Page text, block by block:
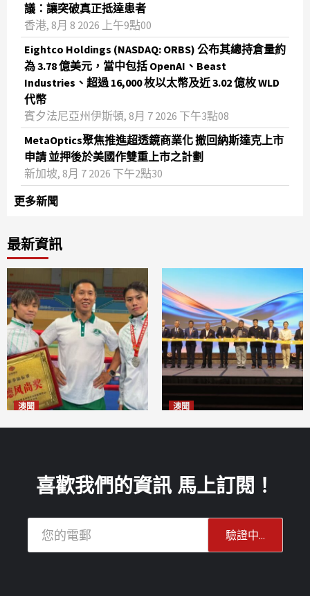
議：讓突破真正抵達患者
香港, 8月 8 2026 上午9點00
Eightco Holdings (NASDAQ: ORBS) 公布其總持倉量約
為 3.78 億美元，當中包括 OpenAI、Beast
Industries、超過 16,000 枚以太幣及近 3.02 億枚 WLD
代幣
賓夕法尼亞州伊斯頓, 8月 7 2026 下午3點08
MetaOptics聚焦推進超透鏡商業化 撤回納斯達克上市
申請 並押後於美國作雙重上市之計劃
新加坡, 8月 7 2026 下午2點30
更多新聞
最新資訊
澳聞 澳聞
喜歡我們的資訊 馬上訂閱！